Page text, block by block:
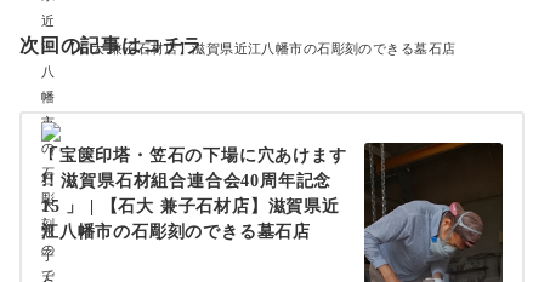
次回の記事はコチラ
「宝篋印塔・笠石の下場に穴あけます
!! 滋賀県石材組合連合会40周年記念
15 」 | 【石大 兼子石材店】滋賀県近
江八幡市の石彫刻のできる墓石店
【石大 兼子石材店】滋賀県近江八幡市の石彫刻のできる墓石店